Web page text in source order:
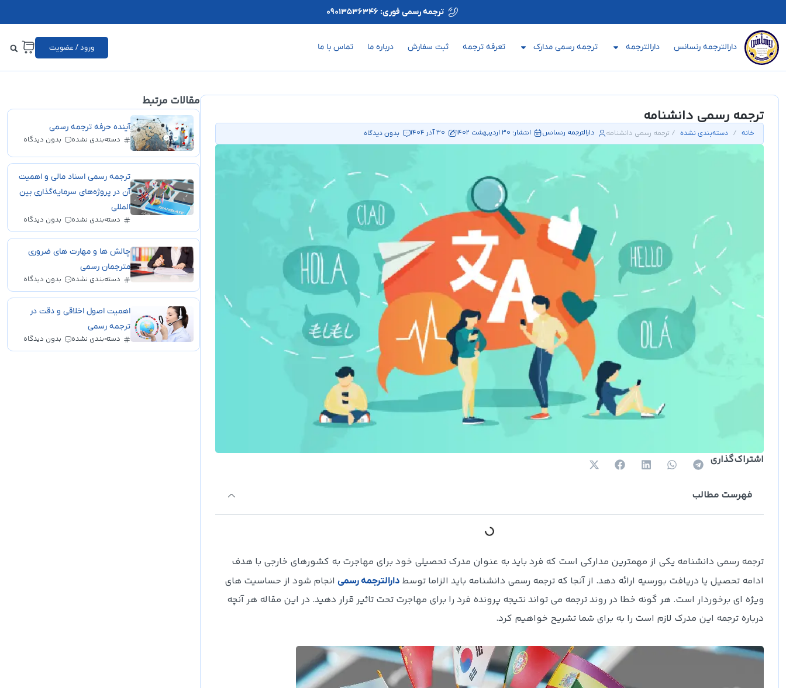
ترجمه رسمی فوری: 09013536346
دارالترجمه رنسانس دارالترجمه ترجمه رسمی مدارک تعرفه ترجمه ثبت سفارش درباره ما تماس با ما ورود / عضویت
ترجمه رسمی دانشنامه
خانه / دسته‌بندی نشده / ترجمه رسمی دانشنامه دارالترجمه رنسانس انتشار: 30 اردیبهشت 1402 30 آذر 1404 بدون دیدگاه
اشتراک‌گذاری
فهرست مطالب
ترجمه رسمی دانشنامه یکی از مهمترین مدارکی است که فرد باید به عنوان مدرک تحصیلی خود برای مهاجرت به کشورهای خارجی با هدف
ادامه تحصیل یا دریافت بورسیه ارائه دهد. از آنجا که ترجمه رسمی دانشنامه باید الزاما توسط دارالترجمه رسمی انجام شود از حساسیت های
ویژه ای برخوردار است. هر گونه خطا در روند ترجمه می تواند نتیجه پرونده فرد را برای مهاجرت تحت تاثیر قرار دهید. در این مقاله هر آنچه
درباره ترجمه این مدرک لازم است را به برای شما تشریح خواهیم کرد.
مقالات مرتبط
آینده حرفه ترجمه رسمی
دسته‌بندی نشده
بدون دیدگاه
ترجمه رسمی اسناد مالی و اهمیت
آن در پروژه‌های سرمایه‌گذاری بین
المللی
دسته‌بندی نشده
بدون دیدگاه
چالش ها و مهارت های ضروری
مترجمان رسمی
دسته‌بندی نشده
بدون دیدگاه
اهمیت اصول اخلاقی و دقت در
ترجمه رسمی
دسته‌بندی نشده
بدون دیدگاه